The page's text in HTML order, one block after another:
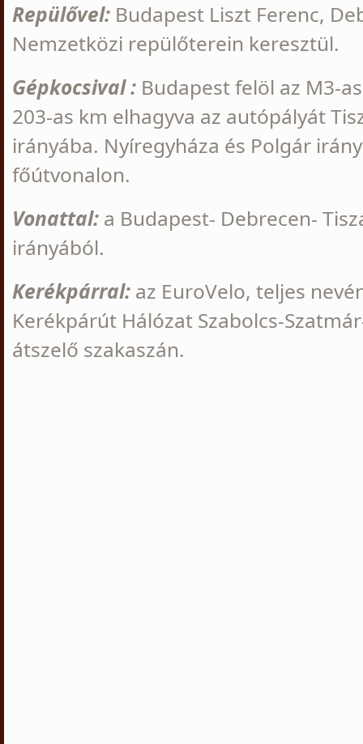
Repülővel: Budapest Liszt Ferenc,
Nemzetközi repülőterein keresztül.
Gépkocsival : Budapest felöl az M3-
203-as km elhagyva az autópályát
irányába. Nyíregyháza és Polgár
főútvonalon.
Vonattal: a Budapest- Debrecen-
irányából.
Kerékpárral: az EuroVelo, teljes
Kerékpárút Hálózat Szabolcs-
átszelő szakaszán.